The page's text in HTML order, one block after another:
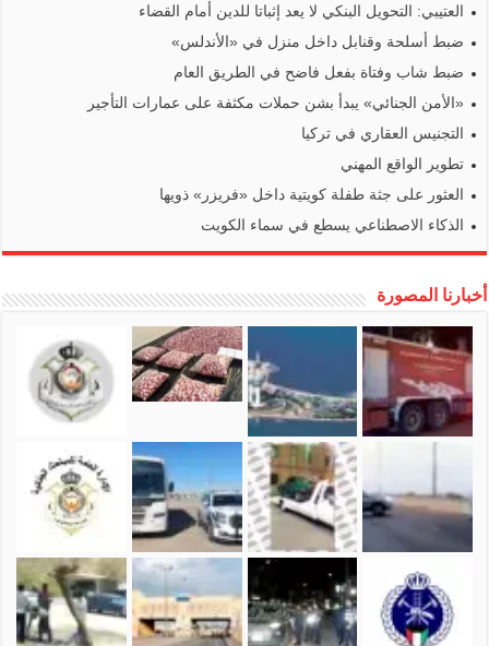
العتيبي: التحويل البنكي لا يعد إثباتا للدين أمام القضاء
ضبط أسلحة وقنابل داخل منزل في «الأندلس»
ضبط شاب وفتاة بفعل فاضح في الطريق العام
«الأمن الجنائي» يبدأ بشن حملات مكثفة على عمارات التأجير
التجنيس العقاري في تركيا
تطوير الواقع المهني
العثور على جثة طفلة كويتية داخل «فريزر» ذويها
الذكاء الاصطناعي يسطع في سماء الكويت
أخبارنا المصورة